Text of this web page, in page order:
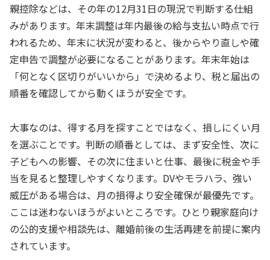
親控除などは、その年の12月31日の現況で判断する仕組
みがあります。年末調整は年内最後の給与支払い時点で行
われるため、年末に状況が変わると、後からやり直しや確
定申告で調整が必要になることがあります。年末年始は
「何となく区切りがいいから」で決めるより、税と届出の
順番を確認してから動くほうが安全です。
大事なのは、得する月を探すことではなく、損しにくい月
を選ぶことです。判断の順番としては、まず安全性、次に
子どもへの影響、その次に住まいと仕事、最後に税金や手
当を見ると整理しやすくなります。DVやモラハラ、強い
威圧がある場合は、月の損得より安全確保が最優先です。
ここは迷わないほうがよいところです。ひとり親家庭向け
の公的支援や相談先は、離婚前後の生活再建を前提に案内
されています。